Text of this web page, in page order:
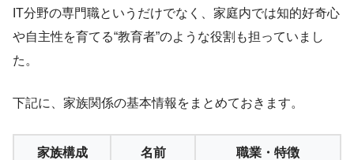
IT分野の専門職というだけでなく、家庭内では知的好奇心
や自主性を育てる“教育者”のような役割も担っていまし
た。
下記に、家族関係の基本情報をまとめておきます。
家族構成 名前 職業・特徴